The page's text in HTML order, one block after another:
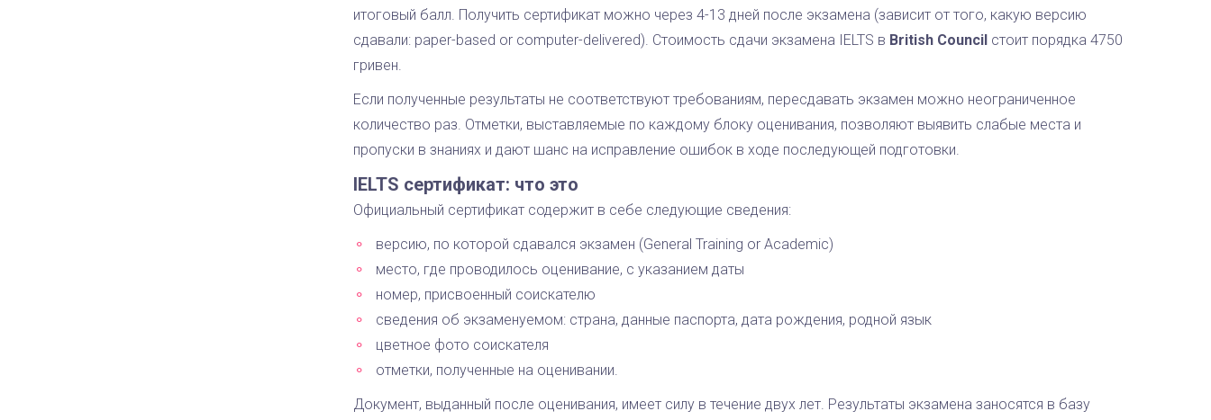
итоговый балл. Получить сертификат можно через 4-13 дней после экзамена (зависит от того, какую версию
сдавали: paper-based or computer-delivered). Стоимость сдачи экзамена IELTS в British Council стоит порядка 4750
гривен.
Если полученные результаты не соответствуют требованиям, пересдавать экзамен можно неограниченное
количество раз. Отметки, выставляемые по каждому блоку оценивания, позволяют выявить слабые места и
пропуски в знаниях и дают шанс на исправление ошибок в ходе последующей подготовки.
IELTS сертификат: что это
Официальный сертификат содержит в себе следующие сведения:
версию, по которой сдавался экзамен (General Training or Academic)
место, где проводилось оценивание, с указанием даты
номер, присвоенный соискателю
сведения об экзаменуемом: страна, данные паспорта, дата рождения, родной язык
цветное фото соискателя
отметки, полученные на оценивании.
Документ, выданный после оценивания, имеет силу в течение двух лет. Pезультаты экзамена заносятся в базу